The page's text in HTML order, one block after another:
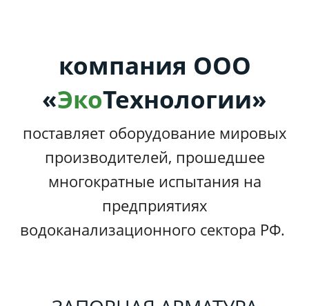
компания ООО
«ЭкоТехнологии»
поставляет оборудование мировых
производителей, прошедшее
многократные испытания на
предприятиях
водоканализационного сектора РФ.